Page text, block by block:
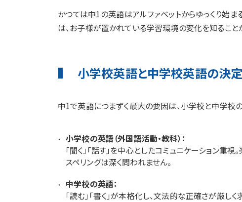
かつては中1の英語はアルファベットからゆっくり始
は、お子様が置かれている学習環境の変化を知ること
小学校英語と中学校英語の決
中1で英語につまずく最大の要因は、小学校と中学校の
小学校の英語（外国語活動・教科）：
「聞く」「話す」を中心としたコミュニケーション重
スペリングは深く問われません。
中学校の英語：
「読む」「書く」が本格化し、文法的な正確さが厳しく